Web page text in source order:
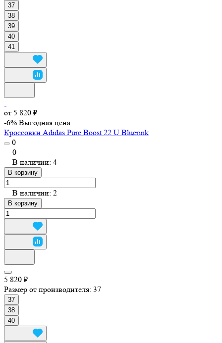
37
38
39
40
41
от 5 820 ₽
-6% Выгодная цена
Кроссовки Adidas Pure Boost 22 U Bluerink
0
0
В наличии: 4
В корзину
В наличии: 2
В корзину
5 820 ₽
Размер от производителя: 37
37
38
40